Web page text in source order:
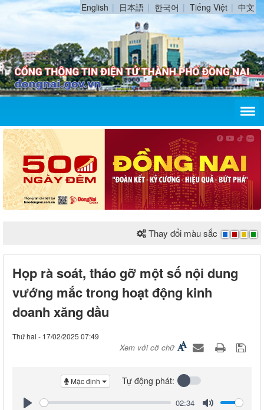
English 日本語 한국어 Tiếng Việt 中文
Thay đổi màu sắc
Họp rà soát, tháo gỡ một số nội dung
vướng mắc trong hoạt động kinh
doanh xăng dầu
Thứ hai - 17/02/2025 07:49
Xem với cỡ chữ
02:34
Mặc định Tự động phát: